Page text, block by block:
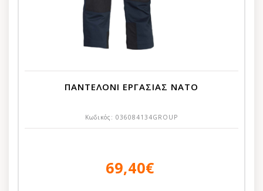
ΠΑΝΤΕΛΟΝΙ ΕΡΓΑΣΙΑΣ NATO
Κωδικός: 036084134GROUP
69,40€